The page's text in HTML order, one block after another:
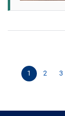
1 2 3